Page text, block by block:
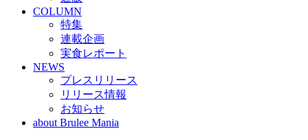
COLUMN
特集
連載企画
実食レポート
NEWS
プレスリリース
リリース情報
お知らせ
about Brulee Mania